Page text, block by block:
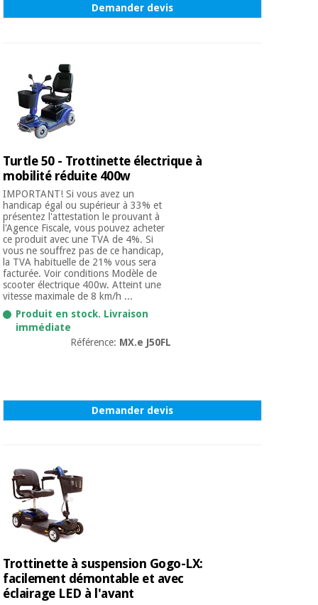
Vétérinaire
Orthopédie
chirurgicaux
(déstockage)
Sports
sanitaires
Vétérinaire
Orthopédie
Instruments
Demander devis
Turtle 50 - Trottinette électrique à
mobilité réduite 400w
IMPORTANT! Si vous avez un
handicap égal ou supérieur à 33% et
présentez l'attestation le prouvant à
l'Agence Fiscale, vous pouvez acheter
ce produit avec une TVA de 4%. Si
vous ne souffrez pas de ce handicap,
la TVA habituelle de 21% vous sera
facturée. Voir conditions Modèle de
scooter électrique 400w. Atteint une
vitesse maximale de 8 km/h ...
Produit en stock. Livraison
immédiate
Référence: MX.e J50FL
Demander devis
Trottinette à suspension Gogo-LX:
facilement démontable et avec
éclairage LED à l'avant